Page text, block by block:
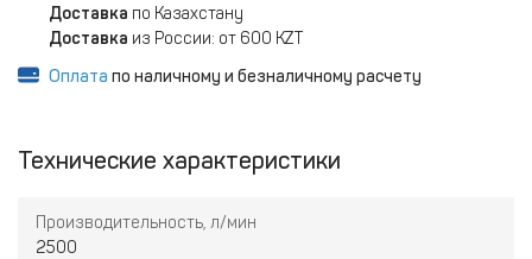
Доставка по Казахстану
Доставка из России: от 600 KZT
Оплата по наличному и безналичному расчету
Технические характеристики
Производительность, л/мин
2500